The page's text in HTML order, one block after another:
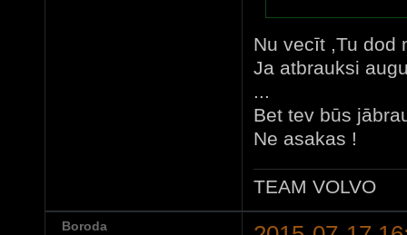
Nu vecīt ,Tu dod
Ja atbrauksi
...
Bet tev būs
Ne asakas !
TEAM VOLVO
Boroda